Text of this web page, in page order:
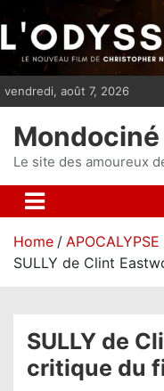
i
p
n
vendredi, août 7, 2026
Mondociné
Le site des amoureux
Home
SULLY de Clint
SULLY de
critique du